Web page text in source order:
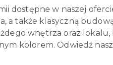
dostępne w naszej
a także klasyczną
wnętrza oraz
kolorem. Odwiedź